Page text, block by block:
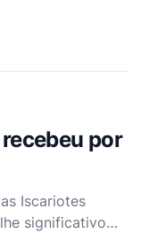
e entender se
mais
por
Iscariotes
significativo